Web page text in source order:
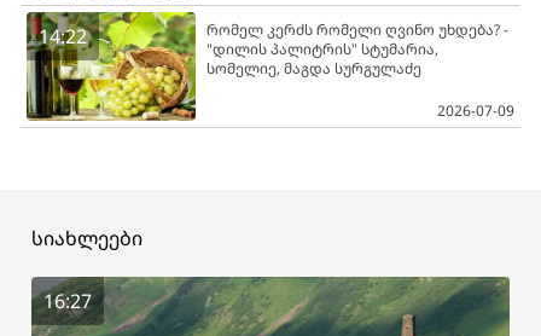
14:22
რომელ კერძს რომელი ღვინო უხდება? -
"დილის პალიტრის" სტუმარია,
სომელიე, მაგდა სურგულაძე
2026-07-09
სიახლეები
16:27